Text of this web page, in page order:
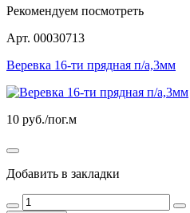
Рекомендуем посмотреть
Арт. 00030713
Веревка 16-ти прядная п/а,3мм
10 руб./пог.м
Добавить в закладки